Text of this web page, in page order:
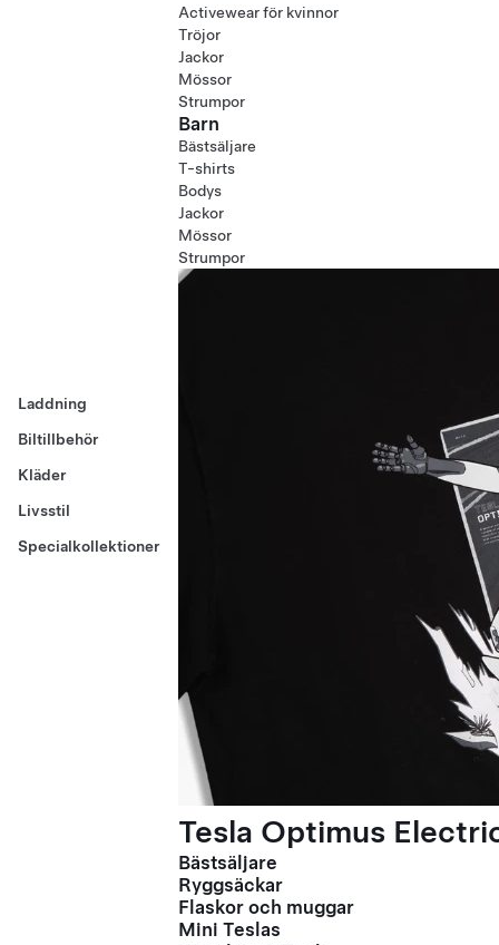
Laddning
Biltillbehör
Kläder
Livsstil
Specialkollektioner
Activewear för kvinnor
Tröjor
Jackor
Mössor
Strumpor
Barn
Bästsäljare
T-shirts
Bodys
Jackor
Mössor
Strumpor
Tesla Optimus
Bästsäljare
Ryggsäckar
Flaskor och muggar
Mini Teslas